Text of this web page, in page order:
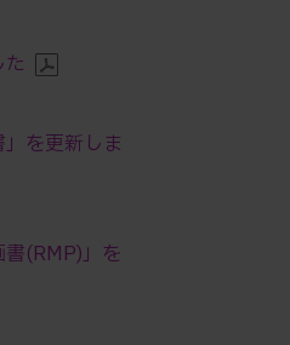
を更新しま
(RMP)」を